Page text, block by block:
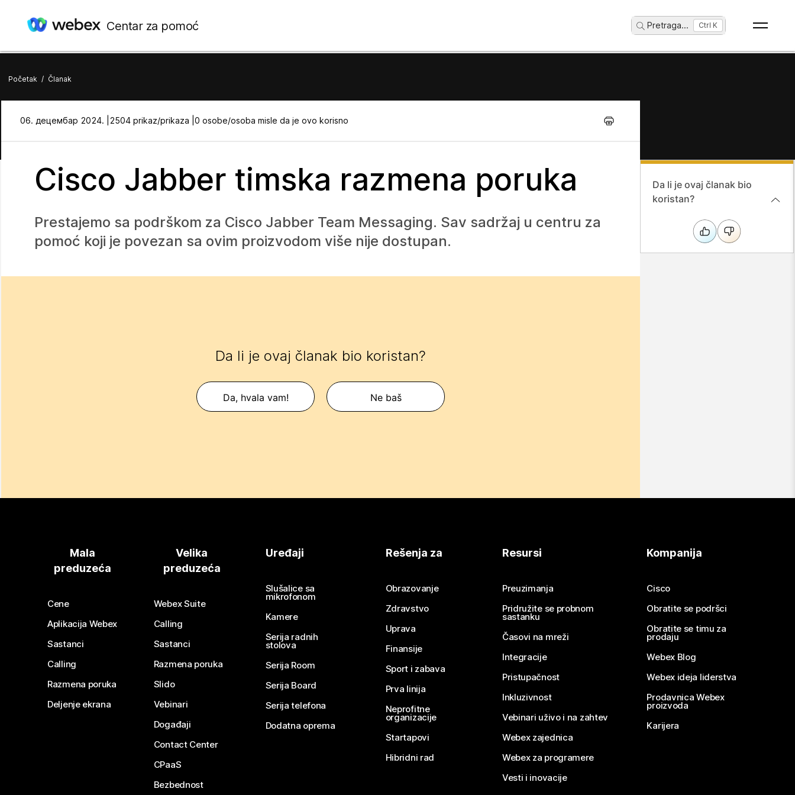
Centar za pomoć Pretraga... Ctrl K
Početak / Članak
06. децембар 2024. | 2504 prikaz/prikaza | 0 osobe/osoba misle da je ovo korisno
Cisco Jabber timska razmena poruka
Prestajemo sa podrškom za Cisco Jabber Team Messaging. Sav sadržaj u centru za
pomoć koji je povezan sa ovim proizvodom više nije dostupan.
Da li je ovaj članak bio koristan?
Da, hvala vam! Ne baš
Da li je ovaj članak bio
koristan?
Mala
preduzeća
Cene
Aplikacija Webex
Sastanci
Calling
Razmena poruka
Deljenje ekrana
Velika
preduzeća
Webex Suite
Calling
Sastanci
Razmena poruka
Slido
Vebinari
Događaji
Contact Center
CPaaS
Bezbednost
Uređaji
Slušalice sa
mikrofonom
Kamere
Serija radnih
stolova
Serija Room
Serija Board
Serija telefona
Dodatna oprema
Rešenja za
Obrazovanje
Zdravstvo
Uprava
Finansije
Sport i zabava
Prva linija
Neprofitne
organizacije
Startapovi
Hibridni rad
Resursi
Preuzimanja
Pridružite se probnom
sastanku
Časovi na mreži
Integracije
Pristupačnost
Inkluzivnost
Vebinari uživo i na zahtev
Webex zajednica
Webex za programere
Vesti i inovacije
Kompanija
Cisco
Obratite se podršci
Obratite se timu za
prodaju
Webex Blog
Webex ideja liderstva
Prodavnica Webex
proizvoda
Karijera